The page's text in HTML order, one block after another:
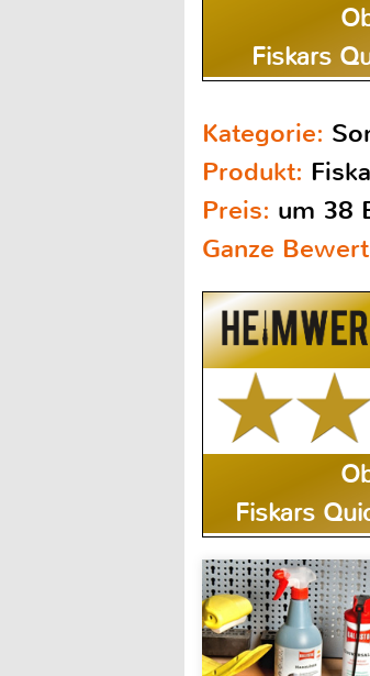
Fiskars
Kategorie:
Produkt:
Preis: um 38
Ganze
Fiskars